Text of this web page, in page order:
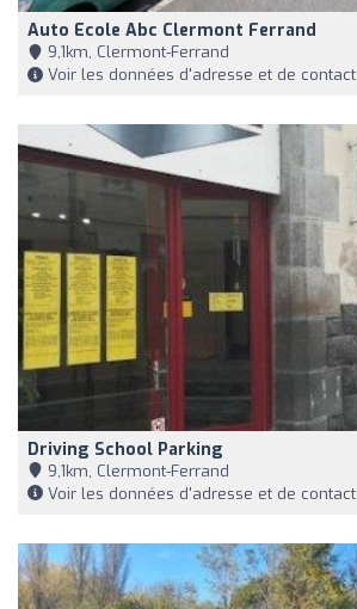
Auto Ecole Abc Clermont Ferrand
9,1km, Clermont-Ferrand
Voir les données d'adresse et de contact
Driving School Parking
9,1km, Clermont-Ferrand
Voir les données d'adresse et de contact